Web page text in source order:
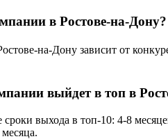
в Ростове-на-Дону?
на-Дону зависит от
выйдет в топ в
выхода в топ-10: 4-8